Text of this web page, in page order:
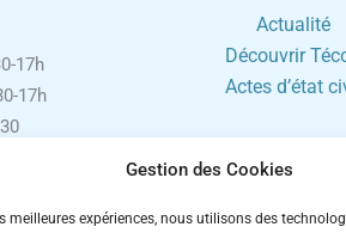
Gestion des Cookies
meilleures expériences, nous utilisons des
17h
17h
sur
Actualité
Découvrir
Actes d’état